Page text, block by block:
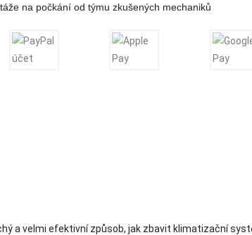
na počkání od týmu zkušených mechaniků
a velmi efektivní způsob, jak zbavit klimatizační